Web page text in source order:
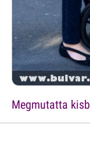
Megmutatta